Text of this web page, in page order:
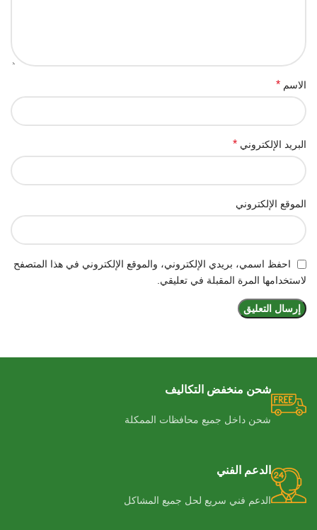
الاسم *
البريد الإلكتروني *
الموقع الإلكتروني
احفظ اسمي، بريدي الإلكتروني، والموقع الإلكتروني في هذا المتصفح
لاستخدامها المرة المقبلة في تعليقي.
شحن منخفض التكاليف
شحن داخل جميع محافظات الممكلة
الدعم الفني
الدعم فني سريع لحل جميع المشاكل